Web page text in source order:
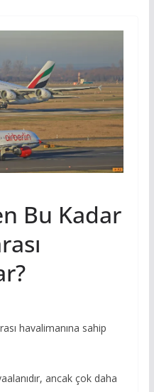
Bu Kadar
havalimanına sahip
ancak çok daha